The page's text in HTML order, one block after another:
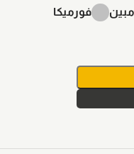
فورميكا